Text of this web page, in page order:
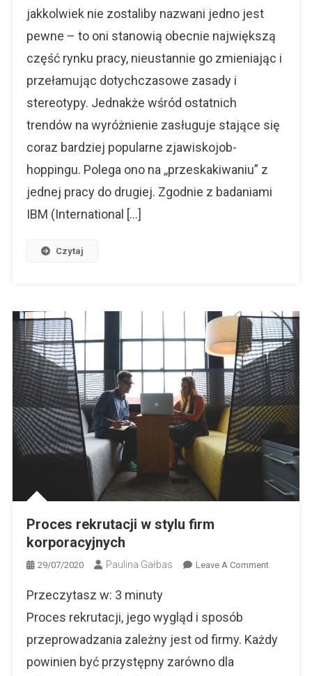
Czyli
Zjawisko
Hoppingu
jakkolwiek nie zostaliby nazwani jedno jest
pewne – to oni stanowią obecnie największą
część rynku pracy, nieustannie go zmieniając i
przełamując dotychczasowe zasady i
stereotypy. Jednakże wśród ostatnich
trendów na wyróżnienie zasługuje stające się
coraz bardziej popularne zjawiskojob-
hoppingu. Polega ono na ,,przeskakiwaniu” z
jednej pracy do drugiej. Zgodnie z badaniami
IBM (International […]
Czytaj
Proces rekrutacji w stylu firm
korporacyjnych
29/07/2020 Paulina Gałbas Leave A CommentOn
Firm
Przeczytasz w: 3 minuty
Proces rekrutacji, jego wygląd i sposób
przeprowadzania zależny jest od firmy. Każdy
powinien być przystępny zarówno dla